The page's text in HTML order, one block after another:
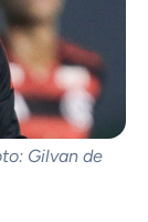
Gilvan de